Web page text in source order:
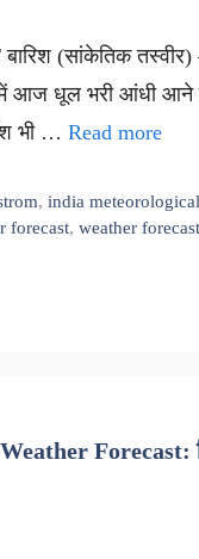
(सांकेतिक तस्वीर)
में आज धूल भरी आंधी आने
भी … Read more
,india meteorological
forecast, weather
Forecast: